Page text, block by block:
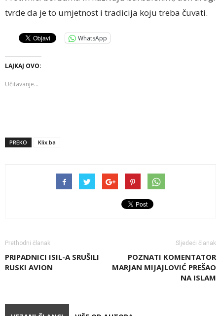
tvrde da je to umjetnost i tradicija koju treba čuvati.
WhatsApp
LAJKAJ OVO:
Učitavanje...
PREKO Klix.ba
Prethodni članak
PRIPADNICI ISIL-A SRUŠILI
RUSKI AVION
Sljedeći članak
POZNATI KOMENTATOR
MARJAN MIJAJLOVIĆ PREŠAO
NA ISLAM